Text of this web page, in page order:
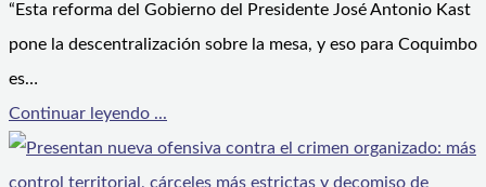
“Esta reforma del Gobierno del Presidente José Antonio Kast
pone la descentralización sobre la mesa, y eso para Coquimbo
es…
Continuar leyendo ...